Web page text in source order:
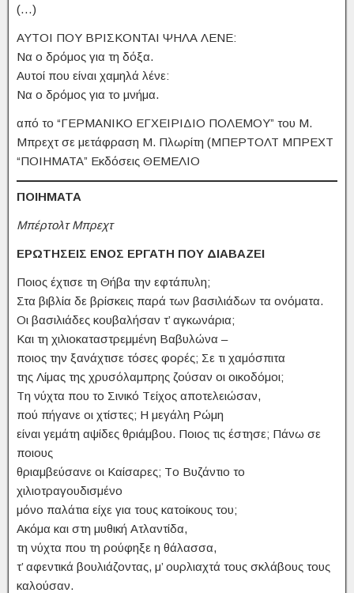
(…)
ΑΥΤΟΙ ΠΟΥ ΒΡΙΣΚΟΝΤΑΙ ΨΗΛΑ ΛΕΝΕ:
Να ο δρόμος για τη δόξα.
Αυτοί που είναι χαμηλά λένε:
Να ο δρόμος για το μνήμα.
από το “ΓΕΡΜΑΝΙΚΟ ΕΓΧΕΙΡΙΔΙΟ ΠΟΛΕΜΟΥ” του Μ.
Μπρεχτ σε μετάφραση Μ. Πλωρίτη (ΜΠΕΡΤΟΛΤ ΜΠΡΕΧΤ
“ΠΟΙΗΜΑΤΑ” Εκδόσεις ΘΕΜΕΛΙΟ
ΠΟΙΗΜΑΤΑ
Μπέρτολτ Μπρεχτ
ΕΡΩΤΗΣΕΙΣ ΕΝΟΣ ΕΡΓΑΤΗ ΠΟΥ ΔΙΑΒΑΖΕΙ
Ποιος έχτισε τη Θήβα την εφτάπυλη;
Στα βιβλία δε βρίσκεις παρά των βασιλιάδων τα ονόματα.
Oι βασιλιάδες κουβαλήσαν τ’ αγκωνάρια;
Kαι τη χιλιοκαταστρεμμένη Bαβυλώνα –
ποιος την ξανάχτισε τόσες φορές; Σε τι χαμόσπιτα
της Λίμας της χρυσόλαμπρης ζούσαν οι οικοδόμοι;
Tη νύχτα που το Σινικό Tείχος αποτελειώσαν,
πού πήγανε οι χτίστες; H μεγάλη Pώμη
είναι γεμάτη αψίδες θριάμβου. Ποιος τις έστησε; Πάνω σε
ποιους
θριαμβεύσανε οι Kαίσαρες; Tο Bυζάντιο το
χιλιοτραγουδισμένο
μόνο παλάτια είχε για τους κατοίκους του;
Aκόμα και στη μυθική Aτλαντίδα,
τη νύχτα που τη ρούφηξε η θάλασσα,
τ’ αφεντικά βουλιάζοντας, μ’ ουρλιαχτά τους σκλάβους τους
καλούσαν.